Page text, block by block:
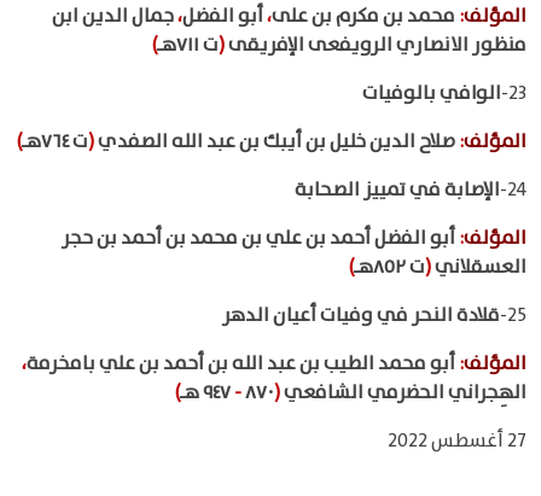
المؤلف: محمد بن مكرم بن على،أبو الفضل،جمال الدين ابن
منظور الانصاري الرويفعى الإفريقى(ت ٧١١هـ
)
23- الوافي بالوفيات
المؤلف:صلاح الدين خليل بن أيبك بن عبد الله الصفدي(ت ٧٦٤هـ
)
24- الإصابة في تمييز الصحابة
المؤلف:أبو الفضل أحمد بن علي بن محمد بن أحمد بن حجر
العسقلاني(ت ٨٥٢هـ
)
25- قلادة النحر في وفيات أعيان الدهر
المؤلف:أبو محمد الطيب بن عبد الله بن أحمد بن علي بامخرمة،
الهِجراني الحضرمي الشافعي(٨٧٠-
)
27 أغسطس 2022